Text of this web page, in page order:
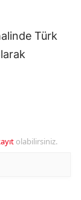
Türk
olabilirsiniz.